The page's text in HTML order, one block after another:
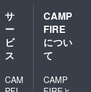
サ
ー
ビ
ス
CAM
CAMP
FIRE
につい
て
CAMP